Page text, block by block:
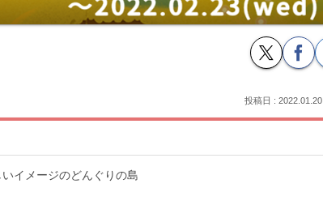
2022.01.20
イメージのどんぐりの島